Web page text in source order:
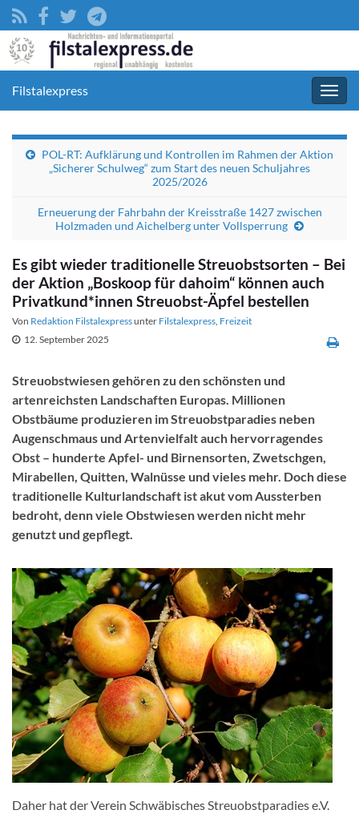
Filstalexpress
POL-RT: Aufklärung und Kontrollen im Rahmen der Aktion
„Sicherer Schulweg“ zum Start des neuen Schuljahres
2025/2026
Erneuerung der Fahrbahn der Kreisstraße 1427 zwischen
Holzmaden und Aichelberg unter Vollsperrung
Es gibt wieder traditionelle Streuobstsorten – Bei
der Aktion „Boskoop für dahoim“ können auch
Privatkund*innen Streuobst-Äpfel bestellen
Von Redaktion Filstalexpressunter Filstalexpress, Freizeit
12. September 2025
Streuobstwiesen gehören zu den schönsten und
artenreichsten Landschaften Europas. Millionen
Obstbäume produzieren im Streuobstparadies neben
Augenschmaus und Artenvielfalt auch hervorragendes
Obst – hunderte Apfel- und Birnensorten, Zwetschgen,
Mirabellen, Quitten, Walnüsse und vieles mehr. Doch diese
traditionelle Kulturlandschaft ist akut vom Aussterben
bedroht, denn viele Obstwiesen werden nicht mehr
genutzt und gepflegt.
Daher hat der Verein Schwäbisches Streuobstparadies e.V.